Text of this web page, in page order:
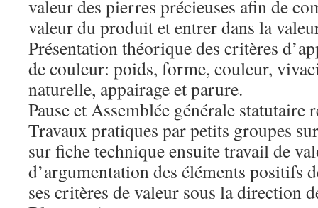
valeur des pierres précieuses afin de
valeur du produit et entrer dans la
Présentation théorique des critères
de couleur: poids, forme, couleur,
naturelle, appairage et parure.
Pause et Assemblée générale statutaire
Travaux pratiques par petits groupes
sur fiche technique ensuite travail de
d’argumentation des éléments positifs
ses critères de valeur sous la direction